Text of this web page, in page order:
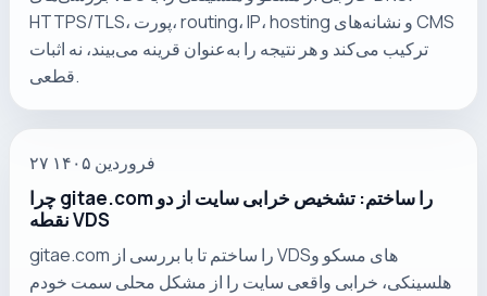
HTTPS/TLS، پورت، routing، IP، hosting و نشانه‌های CMS
ترکیب می‌کند و هر نتیجه را به‌عنوان قرینه می‌بیند، نه اثبات
قطعی.
۲۷ فروردین ۱۴۰۵
چرا gitae.com را ساختم: تشخیص خرابی سایت از دو
نقطه VDS
gitae.com را ساختم تا با بررسی از VDSهای مسکو و
هلسینکی، خرابی واقعی سایت را از مشکل محلی سمت خودم